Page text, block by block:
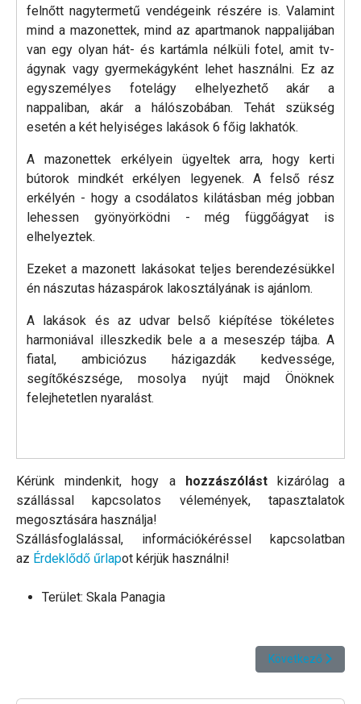
felnőtt nagytermetű vendégeink részére is. Valamint
mind a mazonettek, mind az apartmanok nappalijában
van egy olyan hát- és kartámla nélküli fotel, amit tv-
ágynak vagy gyermekágyként lehet használni. Ez az
egyszemélyes fotelágy elhelyezhető akár a
nappaliban, akár a hálószobában. Tehát szükség
esetén a két helyiséges lakások 6 főig lakhatók.
A mazonettek erkélyein ügyeltek arra, hogy kerti
bútorok mindkét erkélyen legyenek. A felső rész
erkélyén - hogy a csodálatos kilátásban még jobban
lehessen gyönyörködni - még függőágyat is
elhelyeztek.
Ezeket a mazonett lakásokat teljes berendezésükkel
én nászutas házaspárok lakosztályának is ajánlom.
A lakások és az udvar belső kiépítése tökéletes
harmoniával illeszkedik bele a a meseszép tájba. A
fiatal, ambiciózus házigazdák kedvessége,
segítőkészsége, mosolya nyújt majd Önöknek
felejhetetlen nyaralást.
Kérünk mindenkit, hogy a hozzászólástkizárólag a
szállással kapcsolatos vélemények, tapasztalatok
megosztására használja!
Szállásfoglalással, információkéréssel kapcsolatban
az Érdeklődő űrlapot kérjük használni!
Terület: Skala Panagia
Következő cikk:
Következő